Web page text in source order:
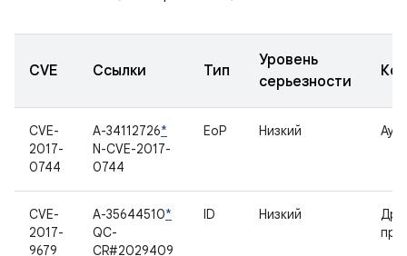
CVE Ссылки Тип
Уровень
серьезности
CVE-
2017-
0744
A-34112726*
N-CVE-2017-
0744
EoP Низкий
CVE-
2017-
9679
A-35644510*
QC-
CR#2029409
ID Низкий